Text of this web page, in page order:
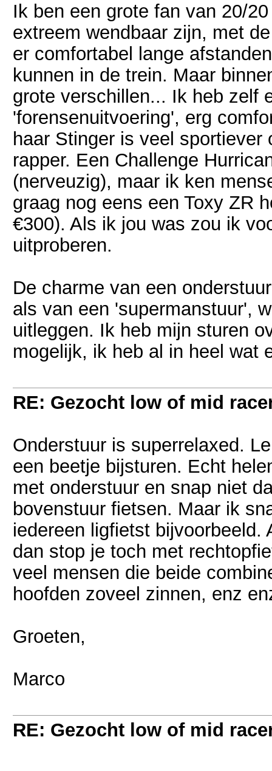
Ik ben een grote fan van 20/
extreem wendbaar zijn, met
er comfortabel lange
kunnen in de trein. Maar
grote verschillen... Ik heb zelf
'forensenuitvoering', erg
haar Stinger is veel
rapper. Een Challenge
(nerveuzig), maar ik ken
graag nog eens een Toxy ZR
€300). Als ik jou was zou ik
uitproberen.
De charme van een
als van een 'supermanstuur',
uitleggen. Ik heb mijn sturen
mogelijk, ik heb al in heel wat
RE: Gezocht low of mid
Onderstuur is superrelaxed.
een beetje bijsturen. Echt
met onderstuur en snap niet
bovenstuur fietsen. Maar ik
iedereen ligfietst bijvoorbeeld.
dan stop je toch met
veel mensen die beide
hoofden zoveel zinnen, enz
Groeten,
Marco
RE: Gezocht low of mid